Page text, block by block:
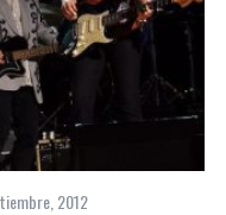
2012